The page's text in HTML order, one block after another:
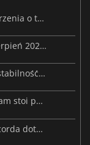
Wyciek ceny Steam Frame przekreśla marzenia o tanim zestawie VR
Premiery gier wideo w tym tygodniu – sierpień 2026 r. (32. tydzień)
Nowa aktualizacja w Palworld poprawia stabilność Sunreach i walk z bossami
Projekt Helix znów w grze, przyszłość Steam stoi pod znakiem zapytania
Złośliwe oprogramowanie i przejęcie Discorda dotknęły Meccha Chameleon